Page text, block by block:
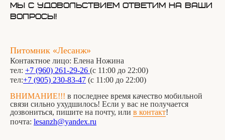
мы с удовольствием ответим на ваши
вопросы!
Питомник «Лесанж»
Контактное лицо: Елена Ножина
тел: +7 (960) 261-29-26 (с 11:00 до 22:00)
тел:+7 (905) 230-83-47 (с 11:00 до 22:00)
ВНИМАНИЕ!!! в последнее время качество мобильной
связи сильно ухудшилось! Если у вас не получается
дозвониться, пишите на почту, или в контакт!
почта: lesanzh@yandex.ru